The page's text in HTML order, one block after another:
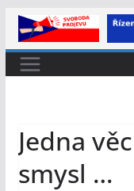
Přeskočit
na
obsah
Jedna
smysl …